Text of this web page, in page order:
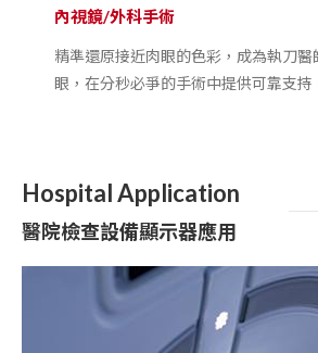
內視鏡/外科手術
精準還原接近肉眼的色彩，成為執刀醫
眼，在分秒必爭的手術中提供可靠支持
Hospital Application
醫院檢查設備顯示器應用